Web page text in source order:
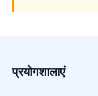
प्रयोगशालाएं